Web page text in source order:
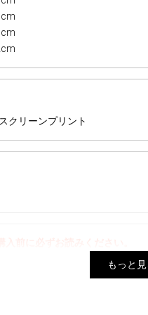
クリーンプリント
品を同じカートでご注文の場
もっと